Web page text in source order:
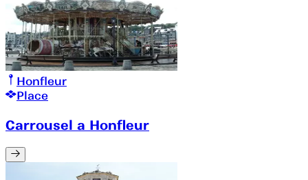
Honfleur
Place
Carrousel a Honfleur